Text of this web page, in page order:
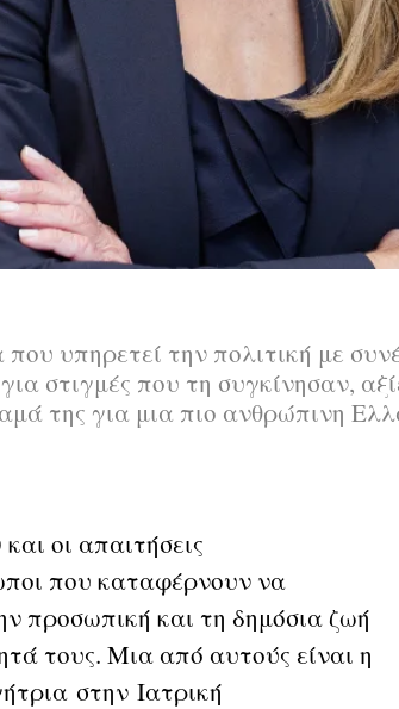
υπηρετεί την πολιτική με
στιγμές που τη συγκίνησαν,
της για μια πιο ανθρώπινη
και οι απαιτήσεις
που καταφέρνουν να
προσωπική και τη δημόσια ζωή
τους. Μια από αυτούς είναι η
στην Ιατρική